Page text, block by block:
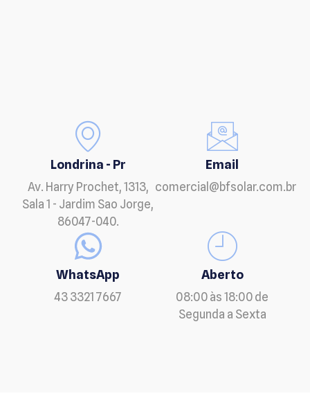
Londrina - Pr
Av. Harry Prochet, 1313,
Sala 1 - Jardim Sao Jorge,
86047-040.
Email
comercial@bfsolar.com.br
WhatsApp
43 3321 7667
Aberto
08:00 às 18:00 de
Segunda a Sexta